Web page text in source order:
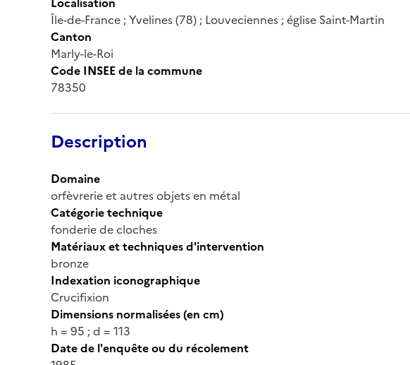
Île-de-France ; Yvelines (78) ; Louveciennes ; église Saint-Martin
Canton
Marly-le-Roi
Code INSEE de la commune
78350
Description
Domaine
orfèvrerie et autres objets en métal
Catégorie technique
fonderie de cloches
Matériaux et techniques d'intervention
bronze
Indexation iconographique
Crucifixion
Dimensions normalisées (en cm)
h = 95 ; d = 113
Date de l'enquête ou du récolement